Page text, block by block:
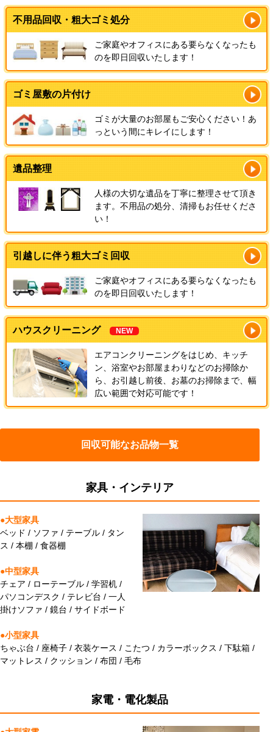
不用品回収・粗大ゴミ処分
ご家庭やオフィスにある要らなくなったも
のを即日回収いたします！
ゴミ屋敷の片付け
ゴミが大量のお部屋もご安心ください！あ
っという間にキレイにします！
遺品整理
人様の大切な遺品を丁寧に整理させて頂き
ます。不用品の処分、清掃もお任せくださ
い！
引越しに伴う粗大ゴミ回収
ご家庭やオフィスにある要らなくなったも
のを即日回収いたします！
ハウスクリーニング NEW
エアコンクリーニングをはじめ、キッチ
ン、浴室やお部屋まわりなどのお掃除か
ら、お引越し前後、お墓のお掃除まで、幅
広い範囲で対応可能です！
回収可能なお品物一覧
家具・インテリア
●大型家具
ベッド / ソファ / テーブル / タン
ス / 本棚 / 食器棚
●中型家具
チェア / ローテーブル / 学習机 /
パソコンデスク / テレビ台 / 一人
掛けソファ / 鏡台 / サイドボード
●小型家具
ちゃぶ台 / 座椅子 / 衣装ケース / こたつ / カラーボックス / 下駄箱 /
マットレス / クッション / 布団 / 毛布
家電・電化製品